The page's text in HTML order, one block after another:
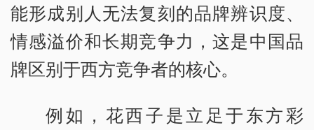
能形成别人无法复刻的品牌辨识度、
情感溢价和长期竞争力，这是中国品
牌区别于西方竞争者的核心。
例如，花西子是立足于东方彩